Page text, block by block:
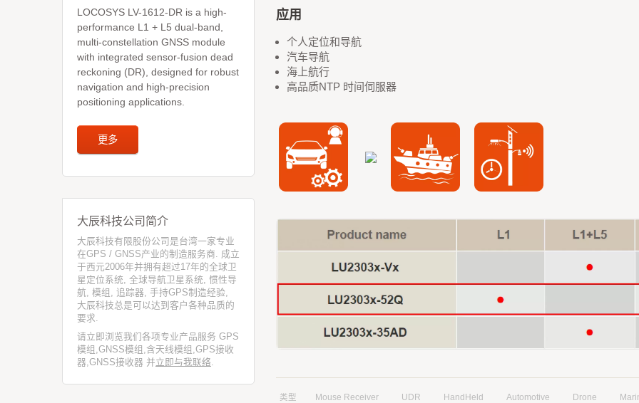
LOCOSYS LV-1612-DR is a high-
performance L1 + L5 dual-band,
multi-constellation GNSS module
with integrated sensor-fusion dead
reckoning (DR), designed for robust
navigation and high-precision
positioning applications.
更多
大辰科技公司简介
大辰科技有限股份公司是台湾一家专业
在GPS / GNSS产业的制造服务商. 成立
于西元2006年并拥有超过17年的全球卫
星定位系统, 全球导航卫星系统, 惯性导
航, 模组, 追踪器, 手持GPS制造经验,
大辰科技总是可以达到客户各种品质的
要求.
请立即浏览我们各项专业产品服务 GPS
模组,GNSS模组,含天线模组,GPS接收
器,GNSS接收器 并立即与我联络.
应用
个人定位和导航
汽车导航
海上航行
高品质NTP 时间伺服器
类型 Mouse Receiver UDR HandHeld Automotive Drone